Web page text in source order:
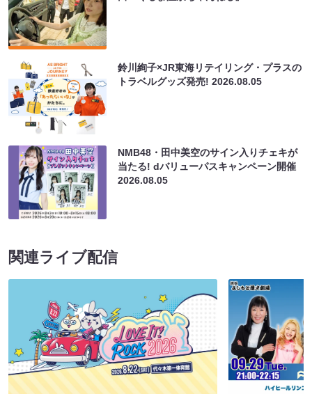
鈴川絢子×JR東海リテイリング・プラスの
トラベルグッズ発売!2026.08.05
NMB48・田中美空のサイン入りチェキが
当たる! dバリューパスキャンペーン開催
2026.08.05
関連ライブ配信